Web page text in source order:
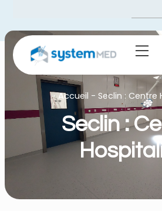
Accueil -Seclin : Centre
Seclin :